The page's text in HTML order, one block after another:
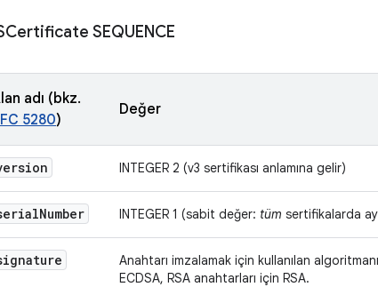
SEQUENCE
adı (bkz.
5280)
Değer
INTEGER 2 (v3 sertifikası anlamına gelir)
Number INTEGER 1 (sabit değer: tüm sertifikalarda
Anahtarı imzalamak için kullanılan
ECDSA, RSA anahtarları için RSA.